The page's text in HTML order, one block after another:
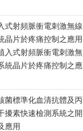
式射頻脈衝電刺激無線
晶片於疼痛控制之應用
入式射頻脈衝電刺激無
統晶片於疼痛控制之應
菌標準化血清抗體及丙
擾素快速檢測系統之開
應用